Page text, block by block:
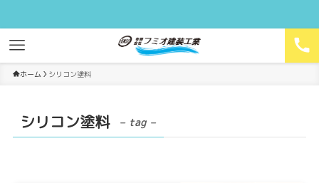
ホーム シリコン塗料
シリコン塗料 – tag –